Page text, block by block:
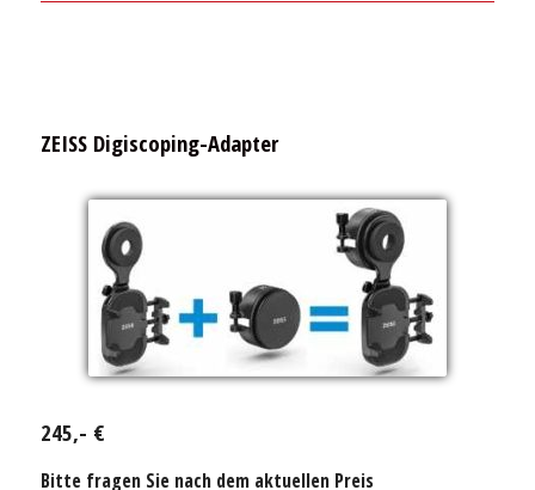
ZEISS Digiscoping-Adapter
245,- €
Bitte fragen Sie nach dem aktuellen Preis